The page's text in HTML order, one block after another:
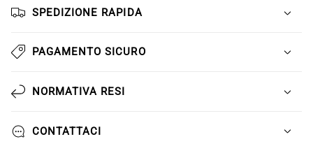
SPEDIZIONE RAPIDA
PAGAMENTO SICURO
NORMATIVA RESI
CONTATTACI